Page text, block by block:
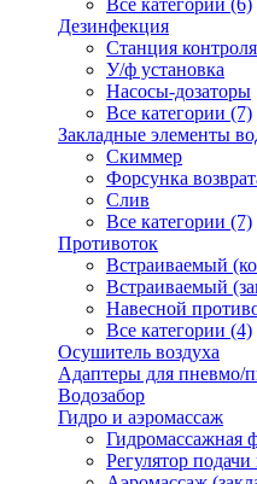
Все категории (6)
Дезинфекция
Станция
У/ф установка
Насосы-дозаторы
Все категории (7)
Закладные элементы
Скиммер
Форсунка
Слив
Все категории (7)
Противоток
Встраиваемый
Встраиваемый
Навесной
Все категории (4)
Осушитель воздуха
Адаптеры для пневмо/
Водозабор
Гидро и аэромассаж
Гидромассажная
Регулятор подачи